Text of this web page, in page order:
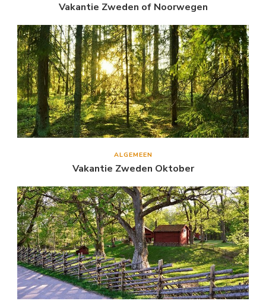
Vakantie Zweden of Noorwegen
ALGEMEEN
Vakantie Zweden Oktober